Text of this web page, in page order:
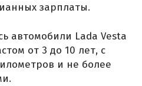
зарплаты.
автомобили Lada Vesta
от 3 до 10 лет, с
и не более